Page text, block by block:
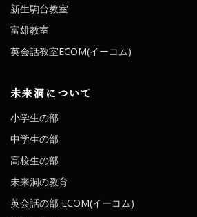
新生駒台教室
富雄教室
英会話教室ECOM(イーコム)
未来洞について
小学生の部
中学生の部
高校生の部
未来洞の教育
英会話の部 ECOM(イーコム)